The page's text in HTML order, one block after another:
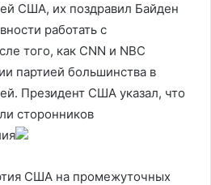
США, их поздравил Байден
работать с
того, как CNN и NBC
партией большинства в
Президент США указал, что
сторонников
США на промежуточных